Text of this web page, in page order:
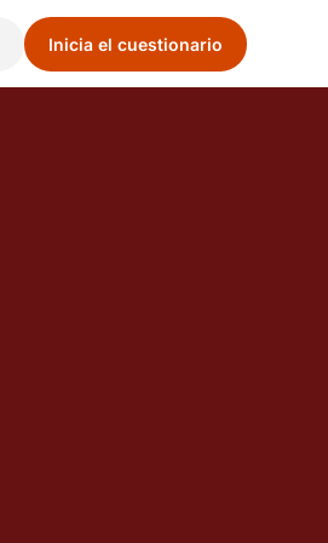
Inicia el cuestionario